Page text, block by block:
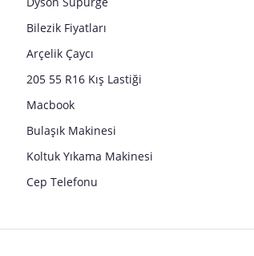
Bilezik Fiyatları
Arçelik Çaycı
205 55 R16 Kış Lastiği
Macbook
Bulaşık Makinesi
Koltuk Yıkama Makinesi
Cep Telefonu